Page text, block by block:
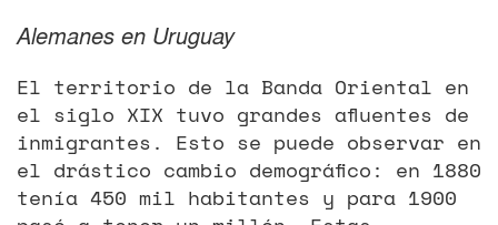
Alemanes en Uruguay
El territorio de la Banda Oriental en
el siglo XIX tuvo grandes afluentes de
inmigrantes. Esto se puede observar en
el drástico cambio demográfico: en 1880
tenía 450 mil habitantes y para 1900